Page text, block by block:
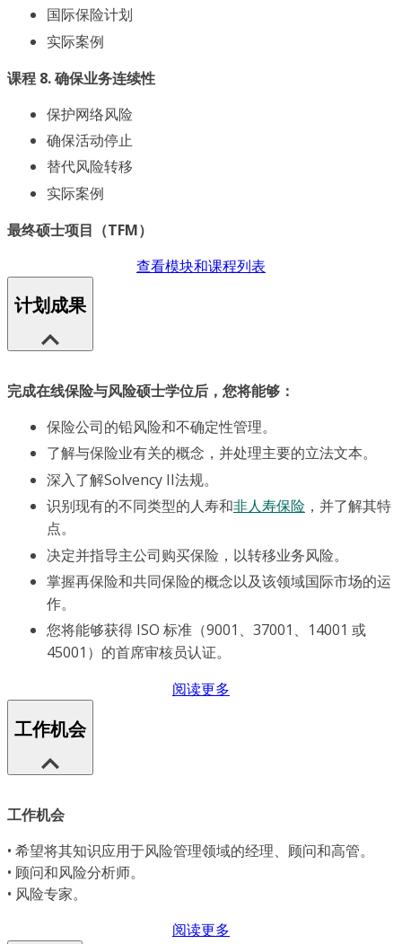
国际保险计划
实际案例
课程 8. 确保业务连续性
保护网络风险
确保活动停止
替代风险转移
实际案例
最终硕士项目（TFM）
查看模块和课程列表
计划成果
完成在线保险与风险硕士学位后，您将能够：
保险公司的铅风险和不确定性管理。
了解与保险业有关的概念，并处理主要的立法文本。
深入了解Solvency II法规。
识别现有的不同类型的人寿和非人寿保险 ，并了解其特
点。
决定并指导主公司购买保险，以转移业务风险。
掌握再保险和共同保险的概念以及该领域国际市场的运
作。
您将能够获得 ISO 标准（9001、37001、14001 或
45001）的首席审核员认证。
阅读更多
工作机会
工作机会
• 希望将其知识应用于风险管理领域的经理、顾问和高管。
• 顾问和风险分析师。
• 风险专家。
阅读更多